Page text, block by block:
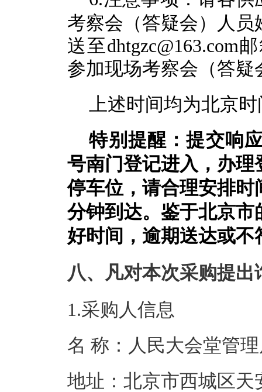
考察会（答疑会）人
送至dhtgzc@163.com
参加现场考察会（答疑
上述时间均为北京
特别提醒：提交响
号南门登记进入，办
停车位，请合理安排时
分钟到达。鉴于北京
好时间，逾期送达或
八、凡对本次采购提
1.采购人信息
名 称：人民大
地址：北京市